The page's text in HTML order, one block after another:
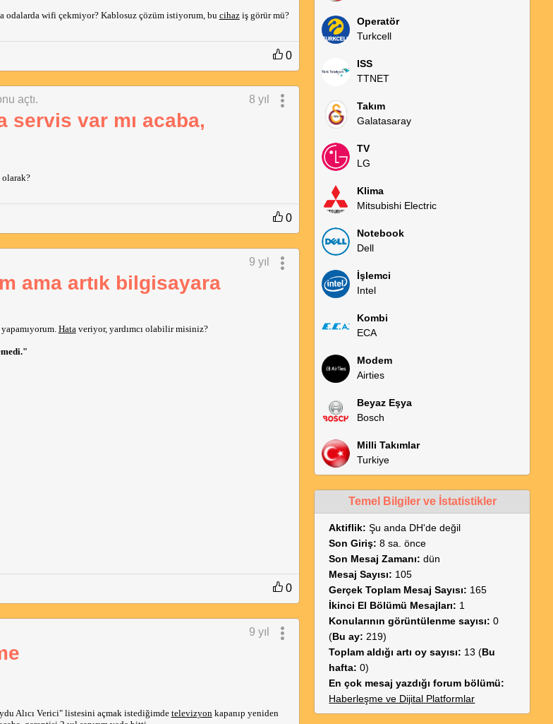
wifi çekmiyor? Kablosuz çözüm istiyorum, bu cihaziş görür mü?
0
açtı. 8 yıl
servis var mı acaba,
0
9 yıl
ama artık bilgisayara
Hataveriyor, yardımcı olabilir misiniz?
0
9 yıl
Alıcı Verici" listesini açmak istediğimde televizyonkapanıp yeniden
Operatör
Turkcell
ISS
TTNET
Takım
Galatasaray
TV
LG
Klima
Mitsubishi Electric
Notebook
Dell
İşlemci
Intel
Kombi
ECA
Modem
Airties
Beyaz Eşya
Bosch
Milli Takımlar
Turkiye
Temel Bilgiler ve İstatistikler
Aktiflik: Şu anda DH'de değil
Son Giriş: 8 sa. önce
Son Mesaj Zamanı: dün
Mesaj Sayısı: 105
Gerçek Toplam Mesaj Sayısı: 165
İkinci El Bölümü Mesajları: 1
Konularının görüntülenme sayısı: 0
(Bu ay: 219)
Toplam aldığı artı oy sayısı: 13 (Bu
hafta: 0)
En çok mesaj yazdığı forum bölümü:
Haberleşme ve Dijital Platformlar